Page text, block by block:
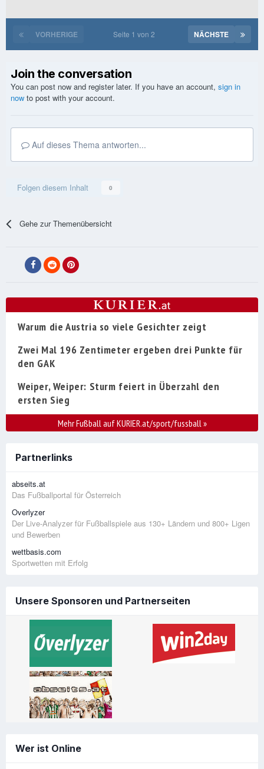
VORHERIGE NÄCHSTE
Seite 1 von 2
Join the conversation
You can post now and register later. If you have an account, sign in
now to post with your account.
Auf dieses Thema antworten...
Folgen diesem Inhalt 0
Gehe zur Themenübersicht
Warum die Austria so viele Gesichter zeigt
Zwei Mal 196 Zentimeter ergeben drei Punkte für
den GAK
Weiper, Weiper: Sturm feiert in Überzahl den
ersten Sieg
Mehr Fußball auf KURIER.at/sport/fussball»
Partnerlinks
abseits.at
Das Fußballportal für Österreich
Overlyzer
Der Live-Analyzer für Fußballspiele aus 130+ Ländern und 800+ Ligen
und Bewerben
wettbasis.com
Sportwetten mit Erfolg
Unsere Sponsoren und Partnerseiten
Wer ist Online